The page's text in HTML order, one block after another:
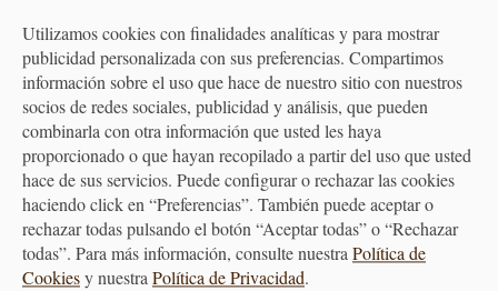
Hervidor Compacto Eléctrico
1L Varios Colores
40,55 €
Utilizamos cookies con finalidades analíticas y para mostrar
publicidad personalizada con sus preferencias. Compartimos
información sobre el uso que hace de nuestro sitio con nuestros
socios de redes sociales, publicidad y análisis, que pueden
combinarla con otra información que usted les haya
proporcionado o que hayan recopilado a partir del uso que usted
hace de sus servicios. Puede configurar o rechazar las cookies
haciendo click en “Preferencias”. También puede aceptar o
rechazar todas pulsando el botón “Aceptar todas” o “Rechazar
todas”. Para más información, consulte nuestraPolítica de
Cookiesy nuestraPolítica de Privacidad.